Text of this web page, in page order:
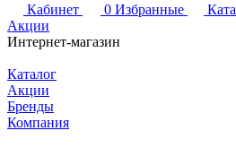
Кабинет
0 Избранные
Акции
Интернет-магазин
Каталог
Акции
Бренды
Компания